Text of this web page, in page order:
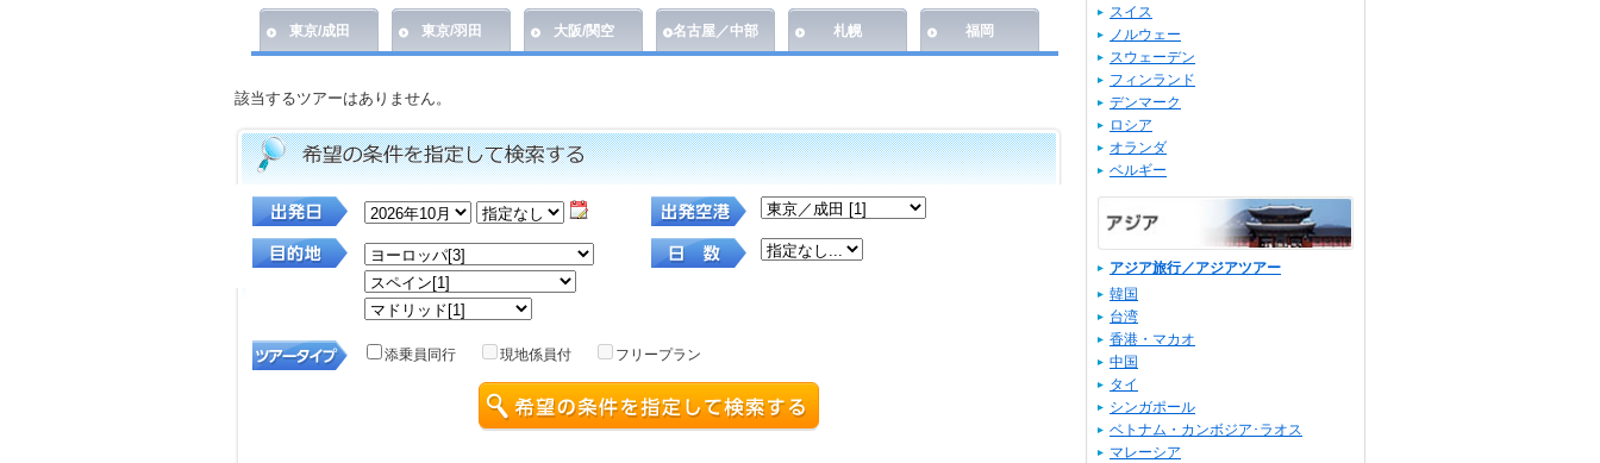
東京/成田 東京/羽田 大阪/関空 名古屋／中部 札幌 福岡
該当するツアーはありません。
スイス
ノルウェー
スウェーデン
フィンランド
デンマーク
ロシア
オランダ
ベルギー
アジア旅行／アジアツアー
韓国
台湾
香港・マカオ
中国
タイ
シンガポール
ベトナム・カンボジア･ラオス
マレーシア